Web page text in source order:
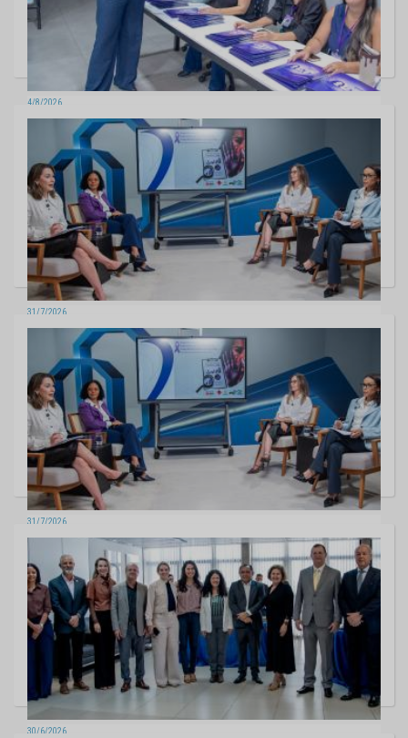
4/8/2026
TCE-MS prestigia evento em alusão aos 20 anos da lei Maria da penha
31/7/2026
TCE-MS discute ações e programação do Projeto MS Por Elas: Justiça
e Controle são da nossa conta
6 fotos
31/7/2026
TCE-MS discute ações e programação do Projeto MS Por Elas: Justiça
e Controle são da nossa conta
6 fotos
30/6/2026